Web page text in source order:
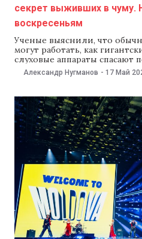
секрет выживших в чуму.
воскресеньям
Ученые выяснили, что
могут работать, как
слуховые аппараты
слабоумия, а также
время средневековой чумы
еженедельном обзоре NM.
огромным
Александр Нугманов - 17 Май